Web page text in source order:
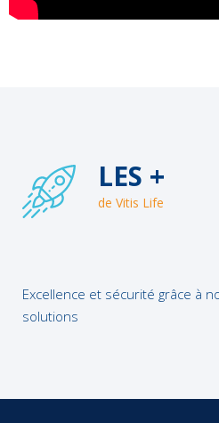
LES +
de Vitis Life
Excellence et sécurité grâce à
solutions